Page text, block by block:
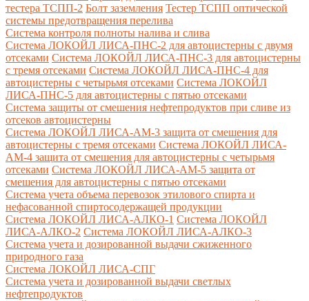
тестера ТСПП-2 Болт заземления Тестер ТСПП оптической
системы предотвращения перелива
Cистема контроля полноты налива и слива
Система ЛОКОЙЛ ЛИСА-ПНС-2 для автоцистерны с двумя
отсеками Система ЛОКОЙЛ ЛИСА-ПНС-3 для автоцистерны
с тремя отсеками Система ЛОКОЙЛ ЛИСА-ПНС-4 для
автоцистерны с четырьмя отсеками Система ЛОКОЙЛ
ЛИСА-ПНС-5 для автоцистерны с пятью отсеками
Система защиты от смешения нефтепродуктов при сливе из
отсеков автоцистерны
Система ЛОКОЙЛ ЛИСА-AM-3 защита от смешения для
автоцистерны с тремя отсеками Система ЛОКОЙЛ ЛИСА-
AM-4 защита от смешения для автоцистерны с четырьмя
отсеками Система ЛОКОЙЛ ЛИСА-AM-5 защита от
смешения для автоцистерны с пятью отсеками
Система учета объема перевозок этилового спирта и
нефасованной спиртосодержащей продукции
Система ЛОКОЙЛ ЛИСА-AЛКО-1 Система ЛОКОЙЛ
ЛИСА-АЛКО-2 Система ЛОКОЙЛ ЛИСА-АЛКО-3
Система учета и дозированной выдачи сжиженного
природного газа
Система ЛОКОЙЛ ЛИСА-СПГ
Система учета и дозированной выдачи светлых
нефтепродуктов